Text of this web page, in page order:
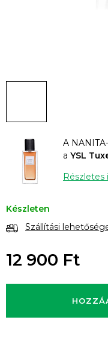
A
a YSL
Részletes
Készleten
Szállítási
12 900 Ft